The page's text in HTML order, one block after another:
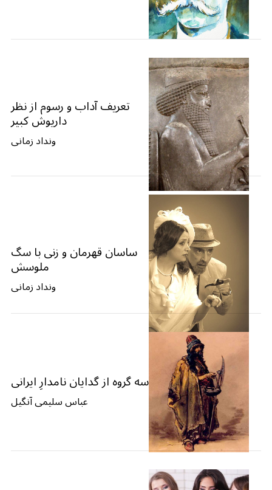
تعریف آداب و رسوم از نظر
داریوش کبیر
ونداد زمانی
ساسان قهرمان و زنی با سگ
ملوسش
ونداد زمانی
سه گروه از گدایان نامدارِ ایرانی
عباس سلیمی آنگیل